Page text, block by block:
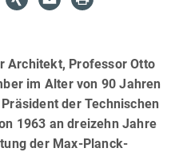
Architekt, Professor Otto
im Alter von 90 Jahren
der Technischen
1963 an dreizehn Jahre
der Max-Planck-